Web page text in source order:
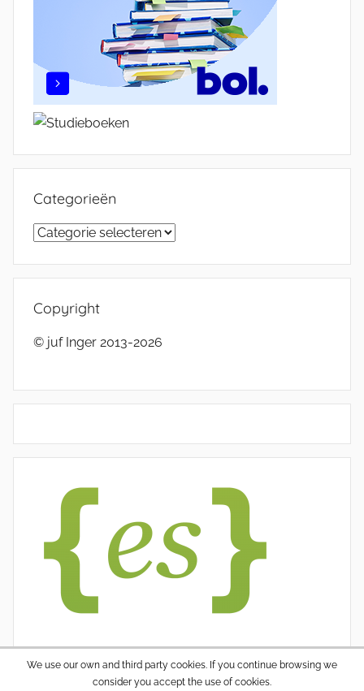
Categorieën
Categorieën
Copyright
© juf Inger 2013-2026
We use our own and third party cookies. If you continue browsing we
consider you accept the use of cookies.